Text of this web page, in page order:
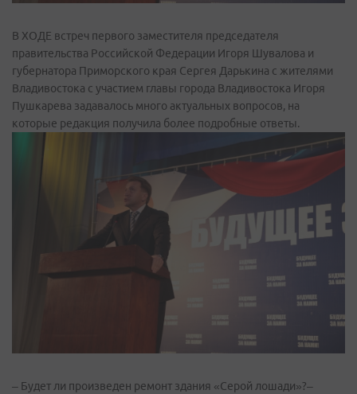
В ХОДЕ встреч первого заместителя председателя
правительства Российской Федерации Игоря Шувалова и
губернатора Приморского края Сергея Дарькина с жителями
Владивостока с участием главы города Владивостока Игоря
Пушкарева задавалось много актуальных вопросов, на
которые редакция получила более подробные ответы.
– Будет ли произведен ремонт здания «Серой лошади»?–